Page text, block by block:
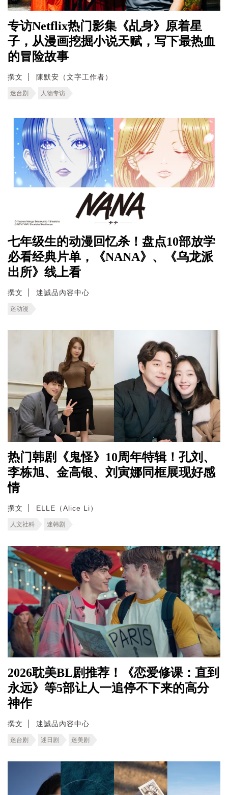
专访Netflix热门影集《乩身》原着星
子，从漫画挖掘小说天赋，写下最热血
的冒险故事
撰文 陳默安（文字工作者）
迷台剧 人物专访
七年级生的动漫回忆杀！盘点10部放学
必看经典片单，《NANA》、《乌龙派
出所》线上看
撰文 迷誠品內容中心
迷动漫
热门韩剧《鬼怪》10周年特辑！孔刘、
李栋旭、金高银、刘寅娜同框展现好感
情
撰文 ELLE（Alice Li）
人文社科 迷韩剧
2026耽美BL剧推荐！《恋爱修课：直到
永远》等5部让人一追停不下来的高分
神作
撰文 迷誠品內容中心
迷台剧 迷日剧 迷美剧